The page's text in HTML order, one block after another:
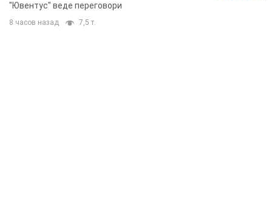
"Ювентус" веде переговори
8 часов назад 7,5 т.